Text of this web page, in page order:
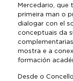
Mercedario, que
primeira man o
dialogar con el
conceptuais da
mostra e a
formación
Desde o